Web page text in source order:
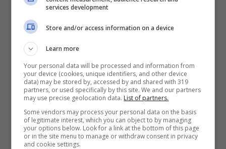
testamento del Duca di Edimburgo è stato
aperto, ma in forma assolutamente privata e
la coda non sarebbe stata accolta nel
migliore dei modi dal popolo.
“Circostanze eccezionali”
services development
Store and/or access information on a device
Learn more
Your personal data will be processed and information from
your device (cookies, unique identifiers, and other device
data) may be stored by, accessed by and shared with 319
partners, or used specifically by this site. We and our partners
may use precise geolocation data. List of partners.
Some vendors may process your personal data on the basis
of legitimate interest, which you can object to by managing
your options below. Look for a link at the bottom of this page
or in the site menu to manage or withdraw consent in privacy
and cookie settings.